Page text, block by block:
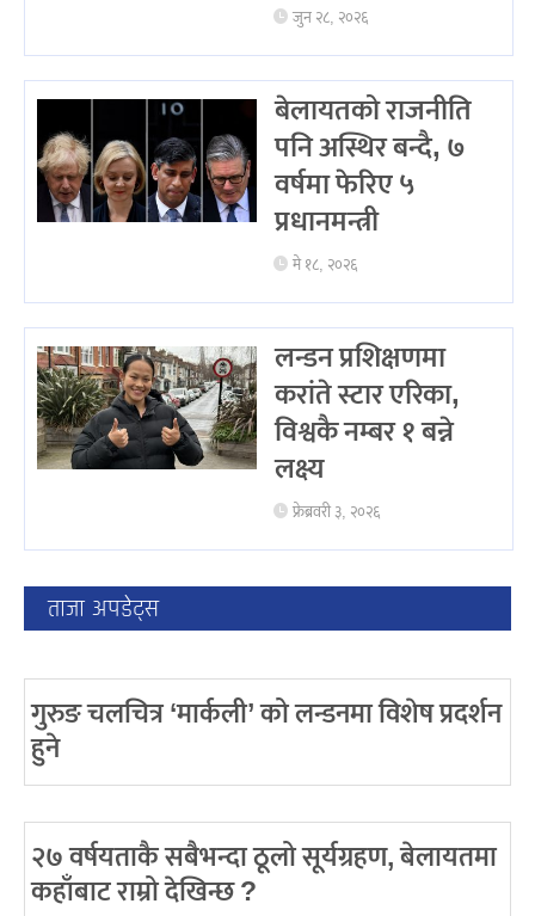
जुन २८, २०२६
बेलायतको राजनीति
पनि अस्थिर बन्दै, ७
वर्षमा फेरिए ५
प्रधानमन्त्री
मे १८, २०२६
लन्डन प्रशिक्षणमा
करांते स्टार एरिका,
विश्वकै नम्बर १ बन्ने
लक्ष्य
फ्रेब्रवरी ३, २०२६
ताजा अपडेट्स
गुरुङ चलचित्र ‘मार्कली’ को लन्डनमा विशेष प्रदर्शन
हुने
२७ वर्षयताकै सबैभन्दा ठूलो सूर्यग्रहण, बेलायतमा
कहाँबाट राम्रो देखिन्छ ?